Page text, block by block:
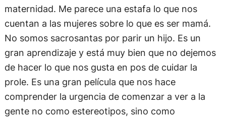
maternidad. Me parece una estafa lo que nos
cuentan a las mujeres sobre lo que es ser mamá.
No somos sacrosantas por parir un hijo. Es un
gran aprendizaje y está muy bien que no dejemos
de hacer lo que nos gusta en pos de cuidar la
prole. Es una gran película que nos hace
comprender la urgencia de comenzar a ver a la
gente no como estereotipos, sino como